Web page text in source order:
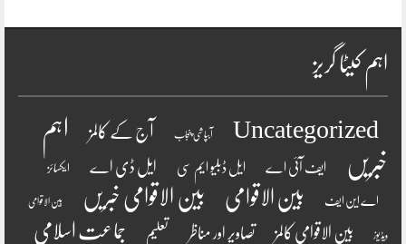
اہم کیٹا گریز
Uncategorized آبپاشی پنجاب آج کے کالمز
اہم
خبریں
ایف آئی اے ایل ڈبلیو ایم سی ایل ڈی اے ایکسائز
اے این ایف بین الاقوامی بین الاقوامی خبریں بین الاقوامی
ویڈیوز بین الاقوامی کالمز تصاویر اور مناظر تعلیم
جماعت اسلامی